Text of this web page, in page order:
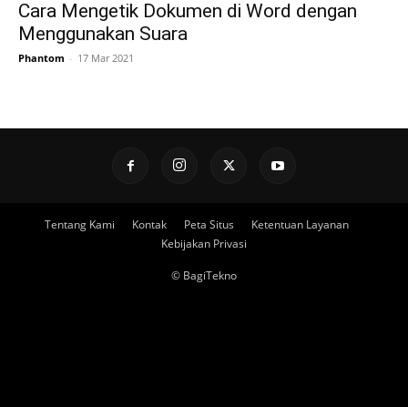
Cara Mengetik Dokumen di Word dengan
Menggunakan Suara
Phantom - 17 Mar 2021
Tentang Kami Kontak Peta Situs
Ketentuan Layanan
Kebijakan Privasi
© BagiTekno